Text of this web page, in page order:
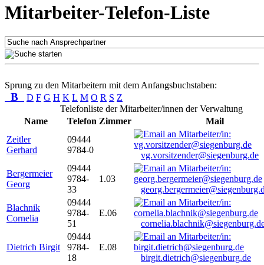
Mitarbeiter-Telefon-Liste
Sprung zu den Mitarbeitern mit dem Anfangsbuchstaben:
B D F G H K L M O R S Z
Telefonliste der Mitarbeiter/innen der Verwaltung
Name
Telefon Zimmer
Mail
Zeitler
Gerhard
09444
9784-0
vg.vorsitzender@siegenburg.de
Bergermeier
Georg
09444
9784-
33
1.03
Blachnik
Cornelia
09444
9784-
51
E.06
Dietrich Birgit
09444
9784-
18
E.08
birgit.dietrich@siegenburg.de